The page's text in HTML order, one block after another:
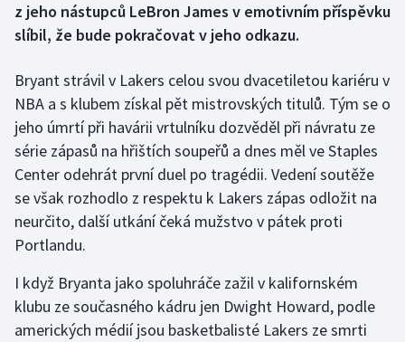
Dostihy
Futsal
Golf
Gymnastika
Házená
Jezdectví
Judo
z jeho nástupců LeBron James v emotivním příspěvku
slíbil, že bude pokračovat v jeho odkazu.
Bryant strávil v Lakers celou svou dvacetiletou kariéru v
NBA a s klubem získal pět mistrovských titulů. Tým se o
jeho úmrtí při havárii vrtulníku dozvěděl při návratu ze
série zápasů na hřištích soupeřů a dnes měl ve Staples
Center odehrát první duel po tragédii. Vedení soutěže
se však rozhodlo z respektu k Lakers zápas odložit na
neurčito, další utkání čeká mužstvo v pátek proti
Portlandu.
I když Bryanta jako spoluhráče zažil v kalifornském
klubu ze současného kádru jen Dwight Howard, podle
amerických médií jsou basketbalisté Lakers ze smrti